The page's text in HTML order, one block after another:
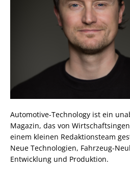
Automotive-Technology ist ein
Magazin, das von
einem kleinen Redaktionsteam
Neue Technologien, Fahrzeug-
Entwicklung und Produktion.